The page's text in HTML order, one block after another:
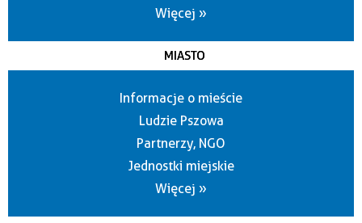
Więcej »
MIASTO
Informacje o mieście
Ludzie Pszowa
Partnerzy, NGO
Jednostki miejskie
Więcej »